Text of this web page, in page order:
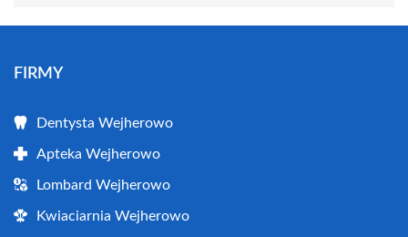
FIRMY
Dentysta Wejherowo
Apteka Wejherowo
Lombard Wejherowo
Kwiaciarnia Wejherowo